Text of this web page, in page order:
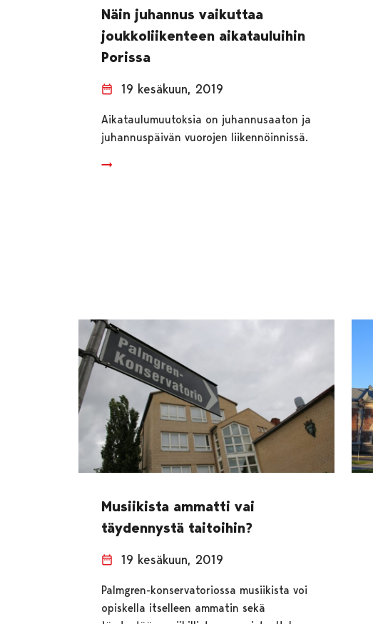
Näin juhannus vaikuttaa
joukkoliikenteen aikatauluihin
Porissa
19 kesäkuun, 2019
Aikataulumuutoksia on juhannusaaton ja
juhannuspäivän vuorojen liikennöinnissä.
Musiikista ammatti vai
täydennystä taitoihin?
19 kesäkuun, 2019
Palmgren-konservatoriossa musiikista voi
opiskella itselleen ammatin sekä